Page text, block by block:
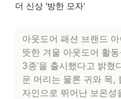
더 신상 ‘방한 모자’
아웃도어 패션 브랜드
뜻한 겨울 아웃도어 활
3종’을 출시했다고 밝혔
운 머리는 물론 귀와 목,
자인으로 뛰어난 보온성